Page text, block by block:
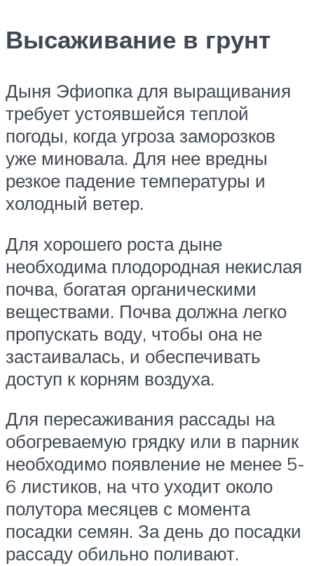
Высаживание в грунт
Дыня Эфиопка для выращивания
требует устоявшейся теплой
погоды, когда угроза заморозков
уже миновала. Для нее вредны
резкое падение температуры и
холодный ветер.
Для хорошего роста дыне
необходима плодородная некислая
почва, богатая органическими
веществами. Почва должна легко
пропускать воду, чтобы она не
застаивалась, и обеспечивать
доступ к корням воздуха.
Для пересаживания рассады на
обогреваемую грядку или в парник
необходимо появление не менее 5-
6 листиков, на что уходит около
полутора месяцев с момента
посадки семян. За день до посадки
рассаду обильно поливают.